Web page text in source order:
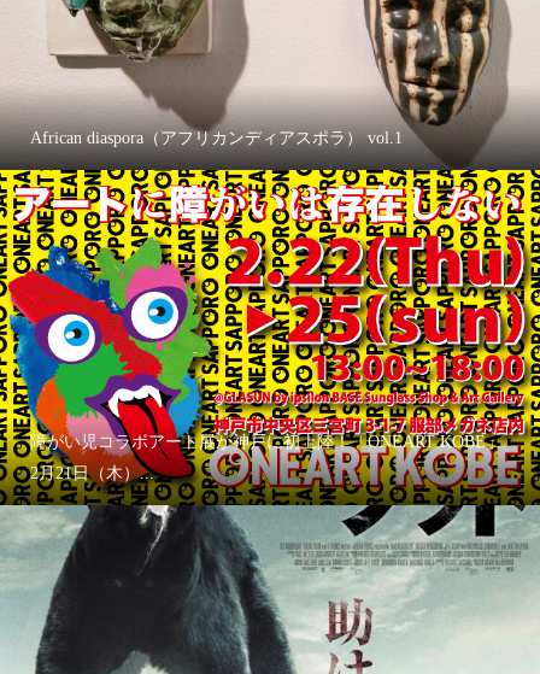
African diaspora（アフリカンディアスポラ） vol.1
障がい児コラボアート展が神戸に初上陸！「ONEART KOBE」
2月21日（木）...